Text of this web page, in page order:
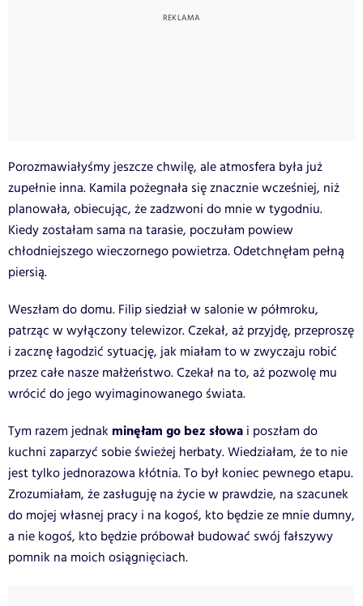
Porozmawiałyśmy jeszcze chwilę, ale atmosfera była już
zupełnie inna. Kamila pożegnała się znacznie wcześniej, niż
planowała, obiecując, że zadzwoni do mnie w tygodniu.
Kiedy zostałam sama na tarasie, poczułam powiew
chłodniejszego wieczornego powietrza. Odetchnęłam pełną
piersią.
Weszłam do domu. Filip siedział w salonie w półmroku,
patrząc w wyłączony telewizor. Czekał, aż przyjdę, przeproszę
i zacznę łagodzić sytuację, jak miałam to w zwyczaju robić
przez całe nasze małżeństwo. Czekał na to, aż pozwolę mu
wrócić do jego wyimaginowanego świata.
Tym razem jednak minęłam go bez słowa i poszłam do
kuchni zaparzyć sobie świeżej herbaty. Wiedziałam, że to nie
jest tylko jednorazowa kłótnia. To był koniec pewnego etapu.
Zrozumiałam, że zasługuję na życie w prawdzie, na szacunek
do mojej własnej pracy i na kogoś, kto będzie ze mnie dumny,
a nie kogoś, kto będzie próbował budować swój fałszywy
pomnik na moich osiągnięciach.